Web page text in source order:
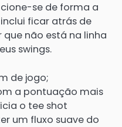
se de forma a
ficar atrás de
não está na linha
swings.
de jogo;
a pontuação mais
o tee shot
um fluxo suave do